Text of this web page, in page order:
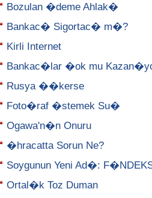
Bozulan �deme Ahlak�
Bankac� Sigortac� m�?
Kirli Internet
Bankac�lar �ok mu
Rusya ��kerse
Foto�raf �stemek Su�
Ogawa'n�n Onuru
�hracatta Sorun Ne?
Soygunun Yeni Ad�:
Ortal�k Toz Duman